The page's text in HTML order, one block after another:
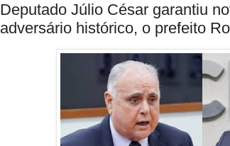
Deputado Júlio César garantiu
adversário histórico, o prefeito